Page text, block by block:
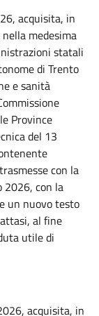
acquisita, in
medesima
statali
di Trento
e sanità
Province
del 13
con la
2026, con la
un nuovo testo
al fine
utile di
acquisita, in